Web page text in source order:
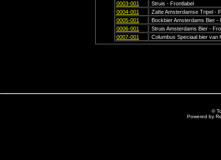
0003-001
Struis - Frontlabel
0004-001
Zatte Amsterdamse Tripel -
0005-001
Bockbier Amsterdams Bier -
0006-001
Struis Amsterdams Bier -
0007-001
Columbus Speciaal bier van
©
Powered by